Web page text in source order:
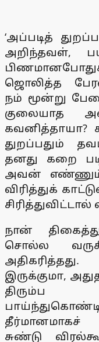
‘அப்படித்
அறிந்தவள்,
ஜொலித்த
நம் மூன்று
குலையாத
துறப்பதும்
தனது கறை
அவன் எண்ணும்
விரித்துக்
நான்
சொல்ல
இருக்குமா,
திரும்ப
சுண்டு